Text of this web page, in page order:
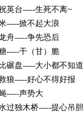
英台-----生死不离~
-----掀不起大浪
舟-----争先恐后
-----干（甘）脆
碾盘-----大小都不知道
狼-----好心不得好报
-----声势大
过独木桥-----提心吊胆